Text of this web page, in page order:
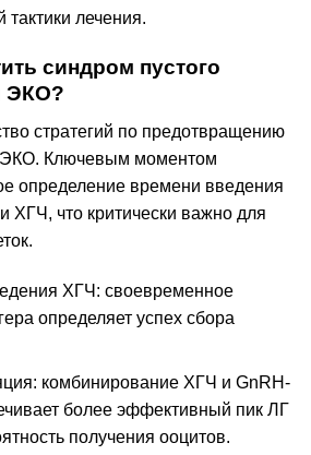
лечения.
синдром пустого
ЭКО?
стратегий по предотвращению
Ключевым моментом
определение времени введения
ХГЧ, что критически важно для
ХГЧ: своевременное
определяет успех сбора
комбинирование ХГЧ и GnRH-
более эффективный пик ЛГ
получения ооцитов.